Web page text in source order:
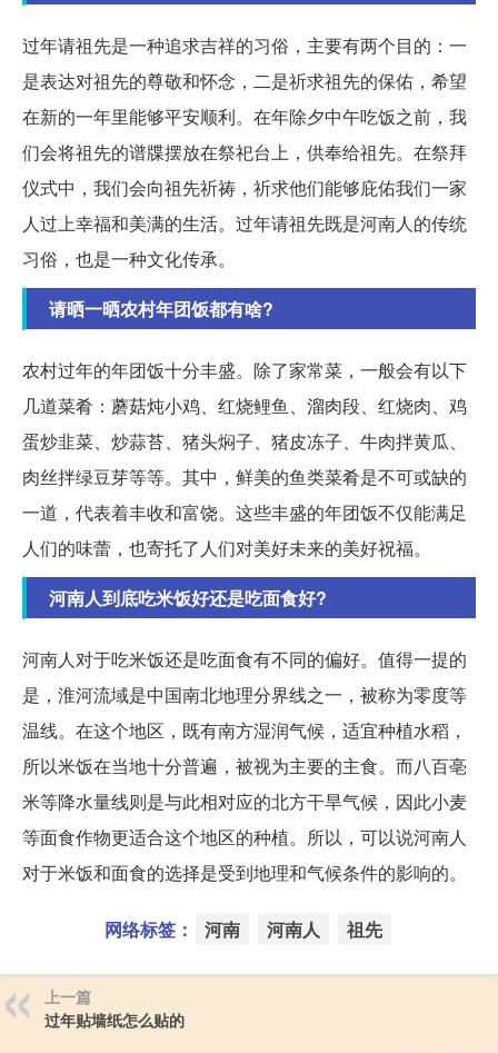
过年请祖先是一种追求吉祥的习俗，主要有两个目的：一
是表达对祖先的尊敬和怀念，二是祈求祖先的保佑，希望
在新的一年里能够平安顺利。在年除夕中午吃饭之前，我
们会将祖先的谱牒摆放在祭祀台上，供奉给祖先。在祭拜
仪式中，我们会向祖先祈祷，祈求他们能够庇佑我们一家
人过上幸福和美满的生活。过年请祖先既是河南人的传统
习俗，也是一种文化传承。
请晒一晒农村年团饭都有啥?
农村过年的年团饭十分丰盛。除了家常菜，一般会有以下
几道菜肴：蘑菇炖小鸡、红烧鲤鱼、溜肉段、红烧肉、鸡
蛋炒韭菜、炒蒜苔、猪头焖子、猪皮冻子、牛肉拌黄瓜、
肉丝拌绿豆芽等等。其中，鲜美的鱼类菜肴是不可或缺的
一道，代表着丰收和富饶。这些丰盛的年团饭不仅能满足
人们的味蕾，也寄托了人们对美好未来的美好祝福。
河南人到底吃米饭好还是吃面食好?
河南人对于吃米饭还是吃面食有不同的偏好。值得一提的
是，淮河流域是中国南北地理分界线之一，被称为零度等
温线。在这个地区，既有南方湿润气候，适宜种植水稻，
所以米饭在当地十分普遍，被视为主要的主食。而八百亳
米等降水量线则是与此相对应的北方干旱气候，因此小麦
等面食作物更适合这个地区的种植。所以，可以说河南人
对于米饭和面食的选择是受到地理和气候条件的影响的。
网络标签： 河南 河南人 祖先
上一篇
过年贴墙纸怎么贴的